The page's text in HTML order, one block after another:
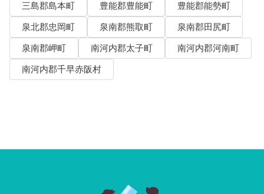
三島郡島本町
豊能郡豊能町
豊能郡能勢町
泉北郡忠岡町
泉南郡熊取町
泉南郡田尻町
泉南郡岬町
南河内郡太子町
南河内郡河南町
南河内郡千早赤阪村